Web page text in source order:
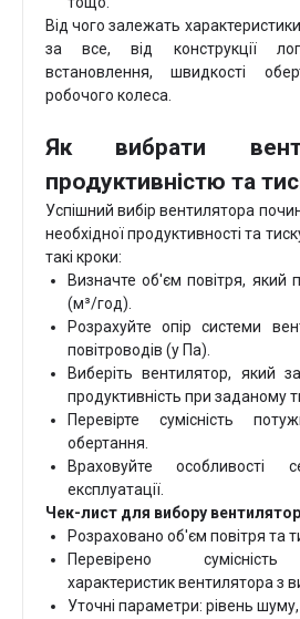
Від чого залежать
за все, від конструкції
встановлення, швидкості
робочого колеса.
Як вибрати
продуктивністю та
Успішний вибір вентилятора
необхідної продуктивності та
такі кроки:
Визначте об'єм повітря, який
(м³/год).
Розрахуйте опір системи
повітроводів (у Па).
Виберіть вентилятор, який
продуктивність при заданому
Перевірте сумісність
обертання.
Враховуйте
експлуатації.
Чек-лист для вибору
Розраховано об'єм повітря та
Перевірено сумісність
характеристик вентилятора з
Уточні параметри: рівень шуму,